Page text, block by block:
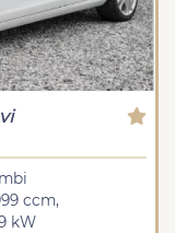
ccm,
kW